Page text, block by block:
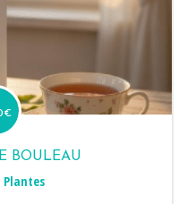
€
BOULEAU
Plantes